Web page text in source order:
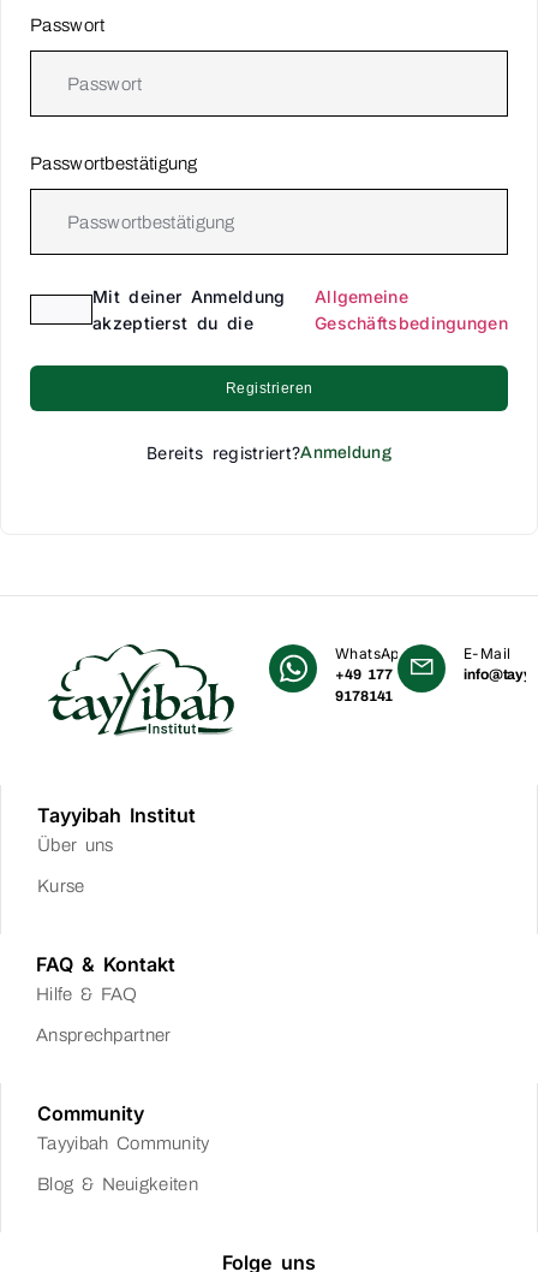
Passwort
Passwortbestätigung
Mit deiner Anmeldung
akzeptierst du die
Allgemeine
Geschäftsbedingungen
Registrieren
Bereits registriert?Anmeldung
WhatsApp
+49 177
9178141
E-Mail
Tayyibah Institut
Über uns
Kurse
FAQ & Kontakt
Hilfe & FAQ
Ansprechpartner
Community
Tayyibah Community
Blog & Neuigkeiten
Folge uns